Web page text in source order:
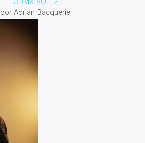
por Adrian Bacquerie